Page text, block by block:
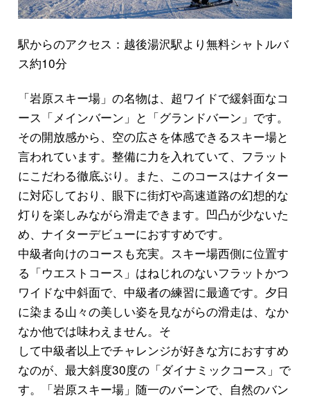
駅からのアクセス：越後湯沢駅より無料シャトルバ
ス約10分
「岩原スキー場」の名物は、超ワイドで緩斜面なコ
ース「メインバーン」と「グランドバーン」です。
その開放感から、空の広さを体感できるスキー場と
言われています。整備に力を入れていて、フラット
にこだわる徹底ぶり。また、このコースはナイター
に対応しており、眼下に街灯や高速道路の幻想的な
灯りを楽しみながら滑走できます。凹凸が少ないた
め、ナイターデビューにおすすめです。
中級者向けのコースも充実。スキー場西側に位置す
る「ウエストコース」はねじれのないフラットかつ
ワイドな中斜面で、中級者の練習に最適です。夕日
に染まる山々の美しい姿を見ながらの滑走は、なか
なか他では味わえません。そ
して中級者以上でチャレンジが好きな方におすすめ
なのが、最大斜度30度の「ダイナミックコース」で
す。「岩原スキー場」随一のバーンで、自然のバン